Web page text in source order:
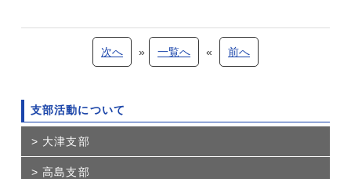
次へ » 一覧へ « 前へ
支部活動について
大津支部
高島支部